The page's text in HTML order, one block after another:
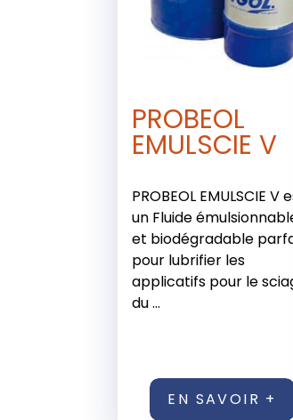
PROBEOL
EMULSCIE V
PROBEOL EMULSCIE V
un Fluide
et biodégradable
pour lubrifier les
applicatifs pour le
du ...
EN SAVOIR +